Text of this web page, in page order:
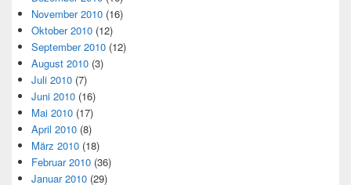
November 2010 (16)
Oktober 2010 (12)
September 2010 (12)
August 2010 (3)
Juli 2010 (7)
Juni 2010 (16)
Mai 2010 (17)
April 2010 (8)
März 2010 (18)
Februar 2010 (36)
Januar 2010 (29)